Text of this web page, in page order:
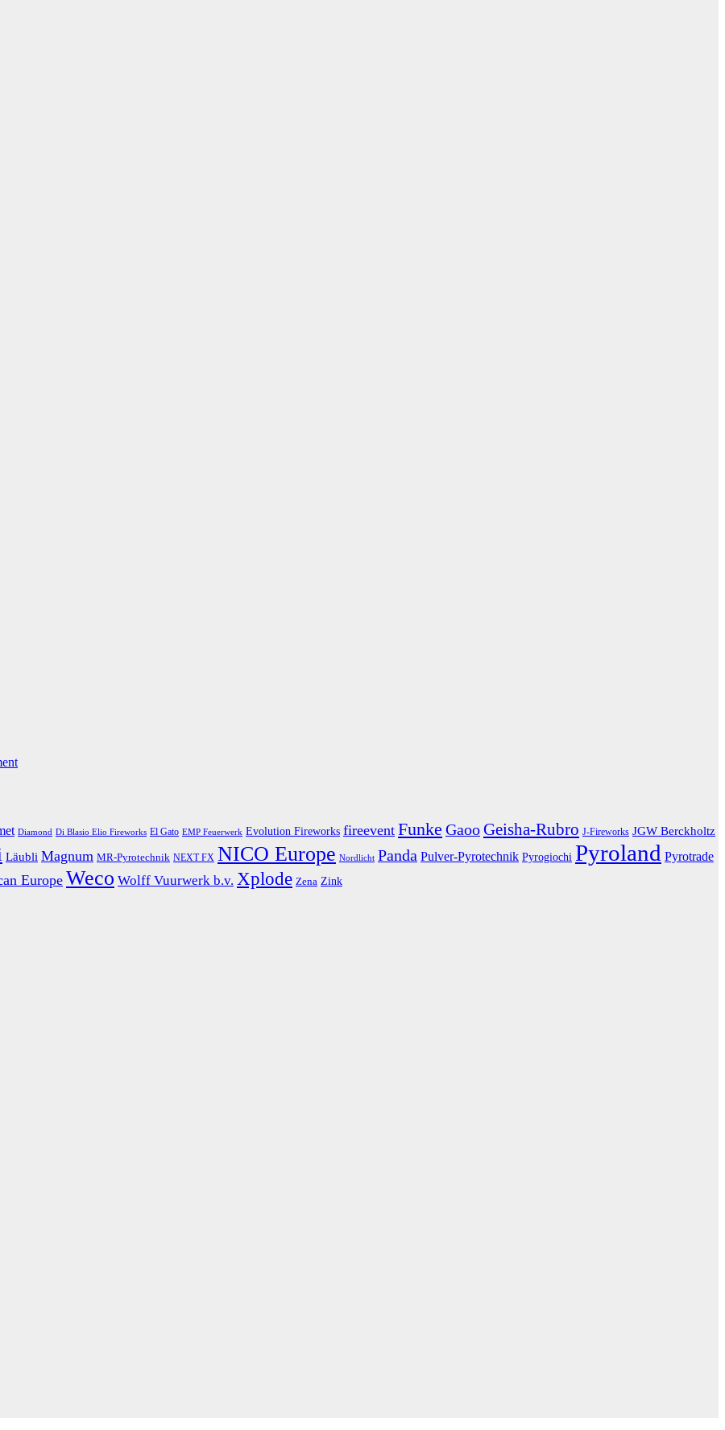
Diamond Di Blasio Elio Fireworks El Gato EMP Feuerwerk Evolution Fireworks fireevent Funke GaooGeisha-Rubro J-Fireworks JGW Berckholtz
Läubli Magnum MR-Pyrotechnik NEXT FX NICO Europe Nordlicht Panda Pulver-Pyrotechnik Pyrogiochi Pyroland Pyrotrade
Europe Weco Wolff Vuurwerk b.v. Xplode Zena Zink